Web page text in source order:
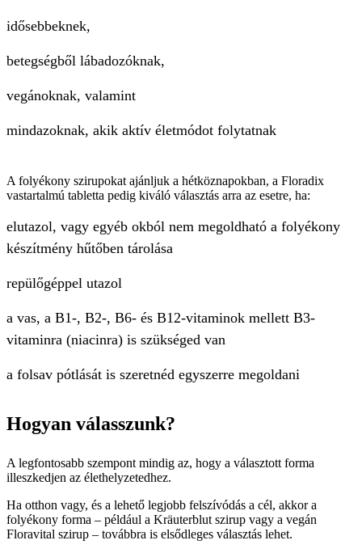
idősebbeknek,
betegségből lábadozóknak,
vegánoknak, valamint
mindazoknak, akik aktív életmódot folytatnak
A folyékony szirupokat ajánljuk a hétköznapokban, a Floradix
vastartalmú tabletta pedig kiváló választás arra az esetre, ha:
elutazol, vagy egyéb okból nem megoldható a folyékony
készítmény hűtőben tárolása
repülőgéppel utazol
a vas, a B1-, B2-, B6- és B12-vitaminok mellett B3-
vitaminra (niacinra) is szükséged van
a folsav pótlását is szeretnéd egyszerre megoldani
Hogyan válasszunk?
A legfontosabb szempont mindig az, hogy a választott forma
illeszkedjen az élethelyzetedhez.
Ha otthon vagy, és a lehető legjobb felszívódás a cél, akkor a
folyékony forma – például a Kräuterblut szirup vagy a vegán
Floravital szirup – továbbra is elsődleges választás lehet.